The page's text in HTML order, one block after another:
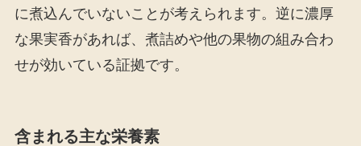
に煮込んでいないことが考えられます。逆に濃厚
な果実香があれば、煮詰めや他の果物の組み合わ
せが効いている証拠です。
含まれる主な栄養素